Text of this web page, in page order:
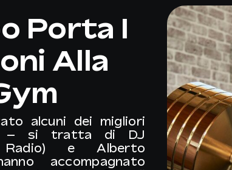
Porta I
Alla
alcuni dei migliori
– si tratta di
DJ
e Alberto
accompagnato